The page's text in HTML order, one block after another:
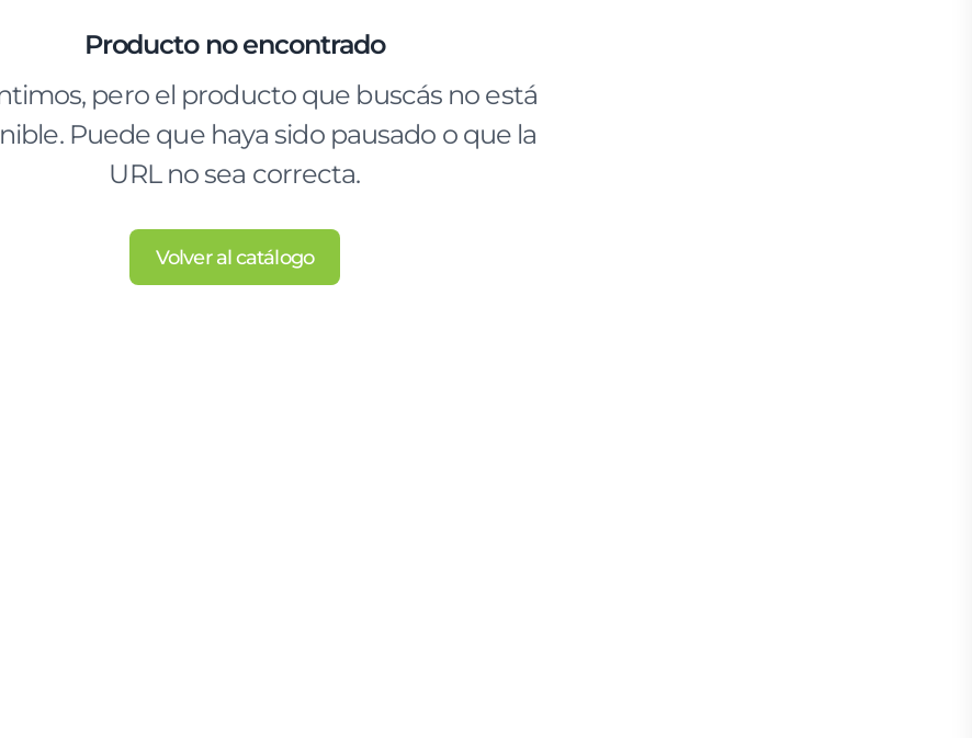
Producto no encontrado
pero el producto que buscás no está
Puede que haya sido pausado o que la
URL no sea correcta.
Volver al catálogo